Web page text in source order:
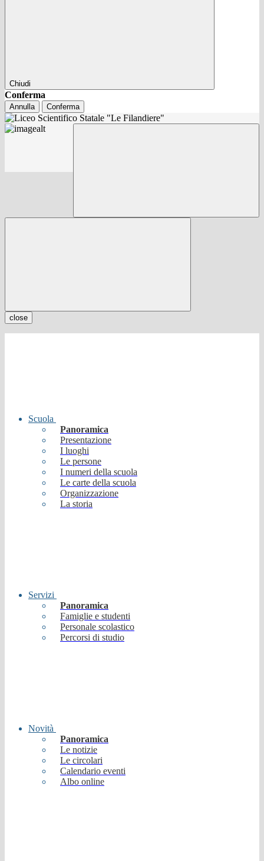
Chiudi
Conferma
Annulla Conferma
close
Scuola
Panoramica
Presentazione
I luoghi
Le persone
I numeri della scuola
Le carte della scuola
Organizzazione
La storia
Servizi
Panoramica
Famiglie e studenti
Personale scolastico
Percorsi di studio
Novità
Panoramica
Le notizie
Le circolari
Calendario eventi
Albo online